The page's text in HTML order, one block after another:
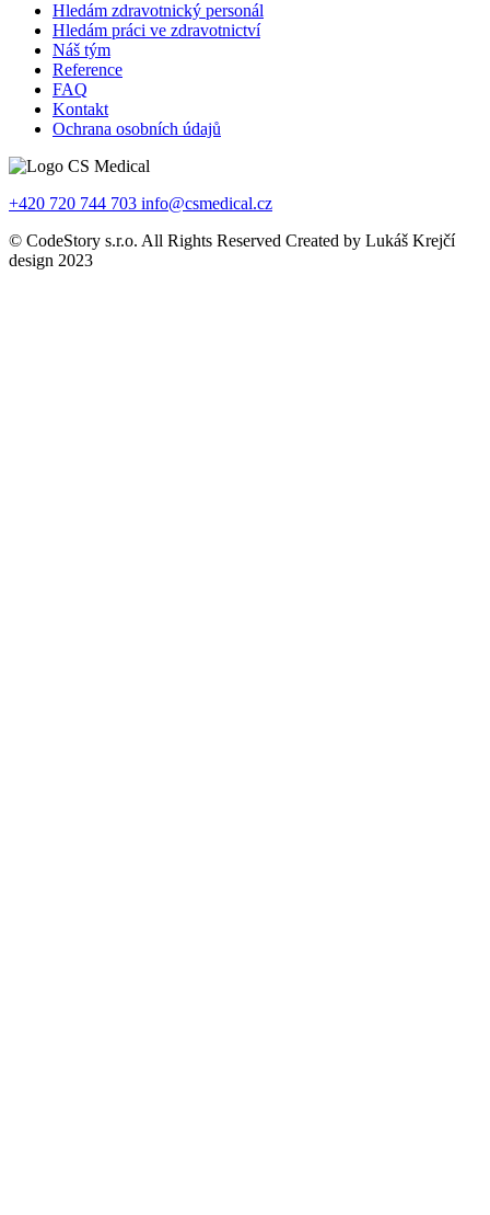
Hledám zdravotnický personál
Hledám práci ve zdravotnictví
Náš tým
Reference
FAQ
Kontakt
Ochrana osobních údajů
+420 720 744 703 info@csmedical.cz
© CodeStory s.r.o. All Rights Reserved Created by Lukáš Krejčí
design 2023